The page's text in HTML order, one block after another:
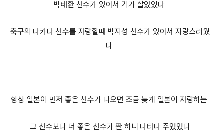
박태환 선수가 있어서 기가 살았었다
축구의 나카다 선수를 자랑할때 박지성 선수가 있어서 자랑스러웠
다
항상 일본이 먼저 좋은 선수가 나오면 조금 늦게 일본이 자랑하는
그 선수보다 더 좋은 선수가 짠 하니 나타나 주었었다